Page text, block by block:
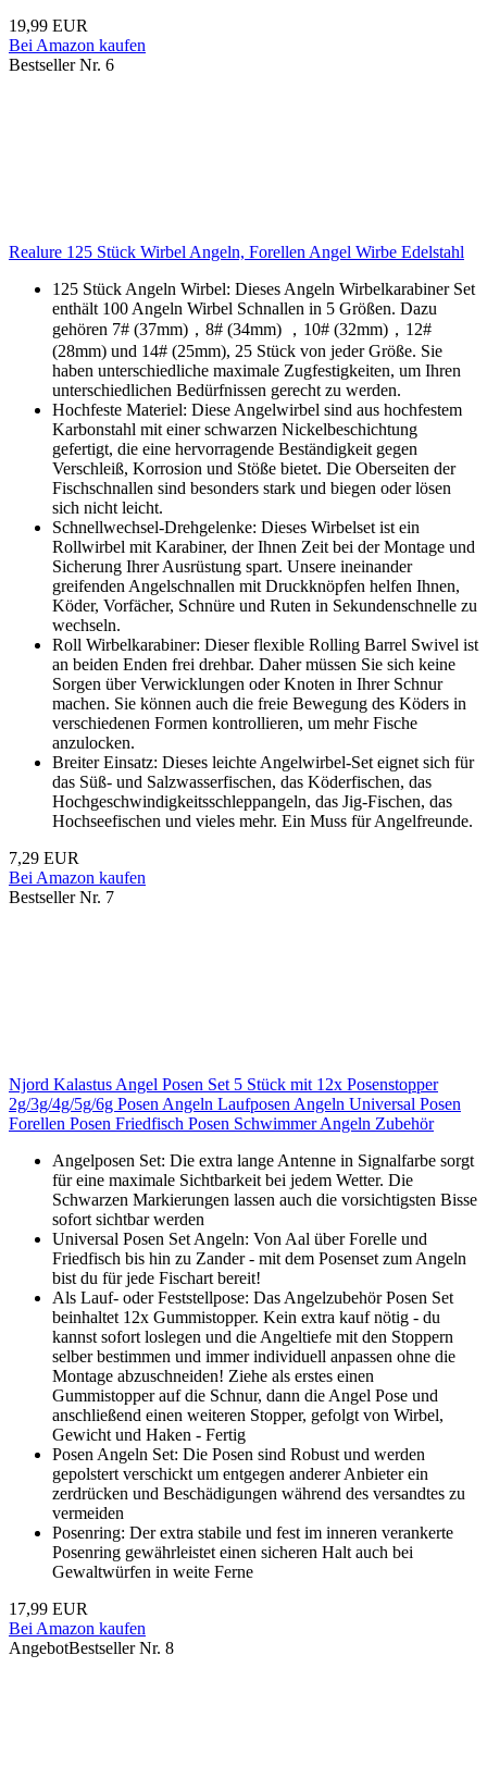
19,99 EUR
Bei Amazon kaufen
Bestseller Nr. 6
Realure 125 Stück Wirbel Angeln, Forellen Angel Wirbe Edelstahl
125 Stück Angeln Wirbel: Dieses Angeln Wirbelkarabiner Set
enthält 100 Angeln Wirbel Schnallen in 5 Größen. Dazu
gehören 7# (37mm)，8# (34mm) ，10# (32mm)，12#
(28mm) und 14# (25mm), 25 Stück von jeder Größe. Sie
haben unterschiedliche maximale Zugfestigkeiten, um Ihren
unterschiedlichen Bedürfnissen gerecht zu werden.
Hochfeste Materiel: Diese Angelwirbel sind aus hochfestem
Karbonstahl mit einer schwarzen Nickelbeschichtung
gefertigt, die eine hervorragende Beständigkeit gegen
Verschleiß, Korrosion und Stöße bietet. Die Oberseiten der
Fischschnallen sind besonders stark und biegen oder lösen
sich nicht leicht.
Schnellwechsel-Drehgelenke: Dieses Wirbelset ist ein
Rollwirbel mit Karabiner, der Ihnen Zeit bei der Montage und
Sicherung Ihrer Ausrüstung spart. Unsere ineinander
greifenden Angelschnallen mit Druckknöpfen helfen Ihnen,
Köder, Vorfächer, Schnüre und Ruten in Sekundenschnelle zu
wechseln.
Roll Wirbelkarabiner: Dieser flexible Rolling Barrel Swivel ist
an beiden Enden frei drehbar. Daher müssen Sie sich keine
Sorgen über Verwicklungen oder Knoten in Ihrer Schnur
machen. Sie können auch die freie Bewegung des Köders in
verschiedenen Formen kontrollieren, um mehr Fische
anzulocken.
Breiter Einsatz: Dieses leichte Angelwirbel-Set eignet sich für
das Süß- und Salzwasserfischen, das Köderfischen, das
Hochgeschwindigkeitsschleppangeln, das Jig-Fischen, das
Hochseefischen und vieles mehr. Ein Muss für Angelfreunde.
7,29 EUR
Bei Amazon kaufen
Bestseller Nr. 7
Njord Kalastus Angel Posen Set 5 Stück mit 12x Posenstopper
2g/3g/4g/5g/6g Posen Angeln Laufposen Angeln Universal Posen
Forellen Posen Friedfisch Posen Schwimmer Angeln Zubehör
Angelposen Set: Die extra lange Antenne in Signalfarbe sorgt
für eine maximale Sichtbarkeit bei jedem Wetter. Die
Schwarzen Markierungen lassen auch die vorsichtigsten Bisse
sofort sichtbar werden
Universal Posen Set Angeln: Von Aal über Forelle und
Friedfisch bis hin zu Zander - mit dem Posenset zum Angeln
bist du für jede Fischart bereit!
Als Lauf- oder Feststellpose: Das Angelzubehör Posen Set
beinhaltet 12x Gummistopper. Kein extra kauf nötig - du
kannst sofort loslegen und die Angeltiefe mit den Stoppern
selber bestimmen und immer individuell anpassen ohne die
Montage abzuschneiden! Ziehe als erstes einen
Gummistopper auf die Schnur, dann die Angel Pose und
anschließend einen weiteren Stopper, gefolgt von Wirbel,
Gewicht und Haken - Fertig
Posen Angeln Set: Die Posen sind Robust und werden
gepolstert verschickt um entgegen anderer Anbieter ein
zerdrücken und Beschädigungen während des versandtes zu
vermeiden
Posenring: Der extra stabile und fest im inneren verankerte
Posenring gewährleistet einen sicheren Halt auch bei
Gewaltwürfen in weite Ferne
17,99 EUR
Bei Amazon kaufen
AngebotBestseller Nr. 8